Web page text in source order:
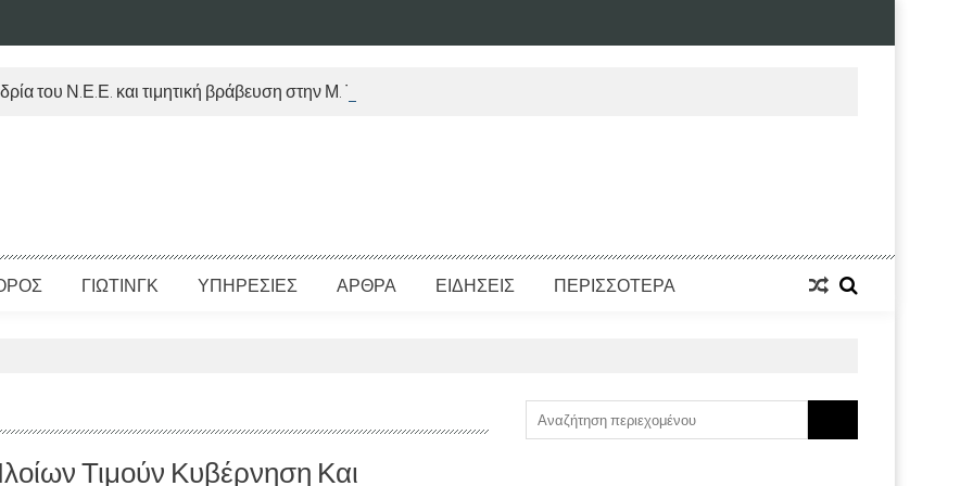
του Ν.Ε.Ε. και τιμητική βράβευση στην Μ. Τραυλού
ΓΙΩΤΙΝΓΚ ΥΠΗΡΕΣΙΕΣ ΑΡΘΡΑ ΕΙΔΗΣΕΙΣ ΠΕΡΙΣΣΟΤΕΡΑ
Τιμούν Κυβέρνηση Και
for: